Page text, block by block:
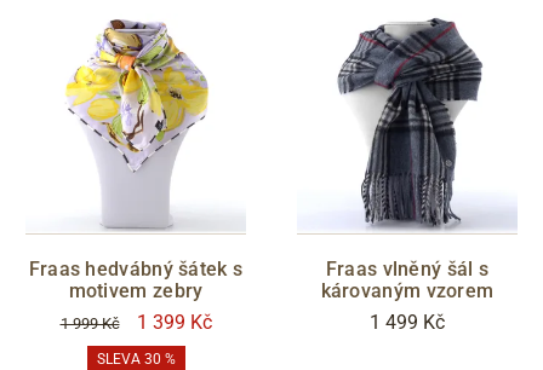
Fraas hedvábný šátek s
motivem zebry
1 999 Kč 1 399 Kč
SLEVA 30 %
Fraas vlněný šál s
károvaným vzorem
1 499 Kč